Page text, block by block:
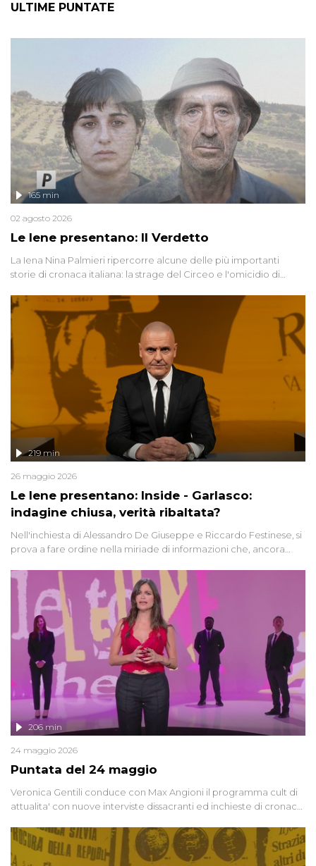
ULTIME PUNTATE
Le Iene presentano: Il Verdetto
165 min
02 agosto 2026
La Iena Nina Palmieri ripercorre alcune delle più importanti
storie di cronaca italiana: la strage del Circeo e l'omicidio di
Le Iene presentano: Inside - Garlasco:
indagine chiusa, verità ribaltata?
219 min
26 maggio 2026
Nell'inchiesta di Alessandro De Giuseppe e Riccardo Festinese, si
prova a fare ordine nella miriade di informazioni che, ancora
giudiziarie più discusse degli ultimi anni. Lo speciale ricostruisce la
vicenda mettendo in fila testimonianze, errori, dettagli
controversi e i protagonisti di un'indagine che sembra non avere
fine.
Puntata del 24 maggio
206 min
24 maggio 2026
Veronica Gentili conduce con Max Angioni il programma cult di
attualita' con nuove interviste dissacranti ed inchieste di cronaca